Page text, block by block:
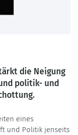
die Neigung
politik- und
eines
und Politik jenseits